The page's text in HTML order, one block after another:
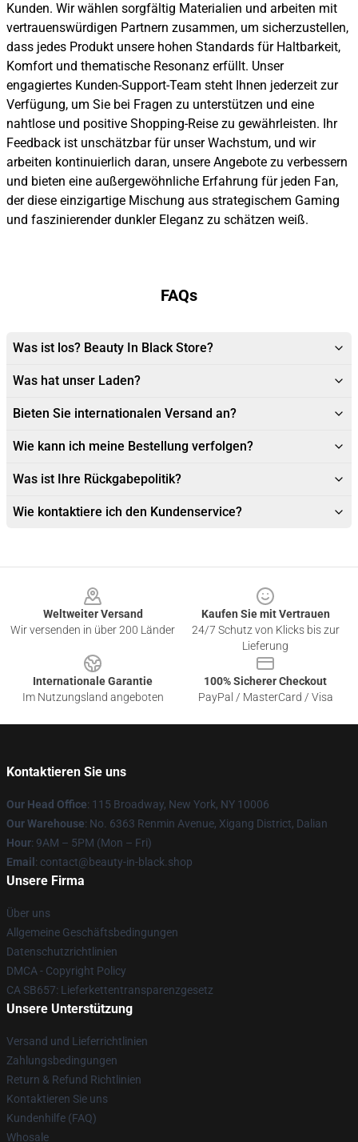
Kunden. Wir wählen sorgfältig Materialien und arbeiten mit
vertrauenswürdigen Partnern zusammen, um sicherzustellen,
dass jedes Produkt unsere hohen Standards für Haltbarkeit,
Komfort und thematische Resonanz erfüllt. Unser
engagiertes Kunden-Support-Team steht Ihnen jederzeit zur
Verfügung, um Sie bei Fragen zu unterstützen und eine
nahtlose und positive Shopping-Reise zu gewährleisten. Ihr
Feedback ist unschätzbar für unser Wachstum, und wir
arbeiten kontinuierlich daran, unsere Angebote zu verbessern
und bieten eine außergewöhnliche Erfahrung für jeden Fan,
der diese einzigartige Mischung aus strategischem Gaming
und faszinierender dunkler Eleganz zu schätzen weiß.
FAQs
Was ist los? Beauty In Black Store?
Was hat unser Laden?
Bieten Sie internationalen Versand an?
Wie kann ich meine Bestellung verfolgen?
Was ist Ihre Rückgabepolitik?
Wie kontaktiere ich den Kundenservice?
Weltweiter Versand
Wir versenden in über 200 Länder
Kaufen Sie mit Vertrauen
24/7 Schutz von Klicks bis zur
Lieferung
Internationale Garantie
Im Nutzungsland angeboten
100% Sicherer Checkout
PayPal / MasterCard / Visa
Kontaktieren Sie uns
Our Head Office: 115 Broadway, New York, NY 10006
Our Warehouse: No. 6363 Renmin Avenue, Xigang District, Dalian
Hour: 9AM – 5PM (Mon – Fri)
Email : contact@beauty-in-black.shop
Unsere Firma
Über uns
Allgemeine Geschäftsbedingungen
Datenschutzrichtlinien
DMCA - Copyright Policy
CA SB657: Lieferkettentransparenzgesetz
Unsere Unterstützung
Versand und Lieferrichtlinien
Zahlungsbedingungen
Return & Refund Richtlinien
Kontaktieren Sie uns
Kundenhilfe (FAQ)
Whosale